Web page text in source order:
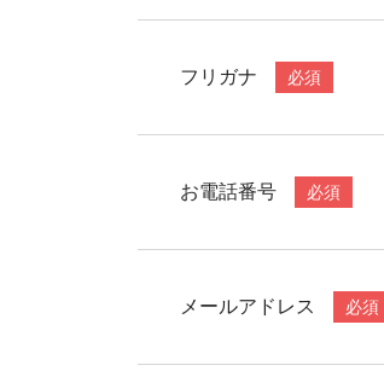
フリガナ 必須
お電話番号 必須
メールアドレス 必須